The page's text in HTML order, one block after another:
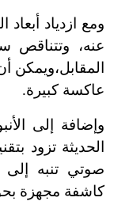
ومع ازدياد
عنه، وتتناقص
المقابل،ويمكن
عاكسة كبيرة.
وإضافة إلى
الحديثة تزود
صوتي تنبه
كاشفة مجهزة